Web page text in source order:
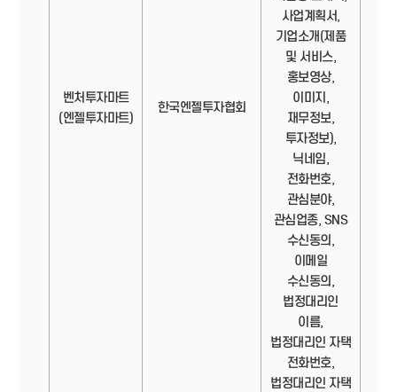
벤처투자마트
(엔젤투자마트)
한국엔젤투자협회
사업계획서,
기업소개(제품
및 서비스,
홍보영상,
이미지,
재무정보,
투자정보),
닉네임,
전화번호,
관심분야,
관심업종, SNS
수신동의,
이메일
수신동의,
법정대리인
이름,
법정대리인 자택
전화번호,
법정대리인 자택